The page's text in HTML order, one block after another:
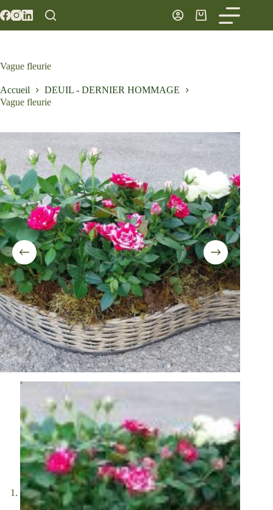
au
Connexion
Panier
d’achat
Vague fleurie
Accueil
DEUIL - DERNIER HOMMAGE
Vague fleurie